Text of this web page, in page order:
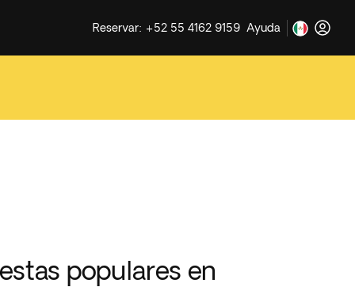
Reservar: +52 55 4162 9159 Ayuda
populares en